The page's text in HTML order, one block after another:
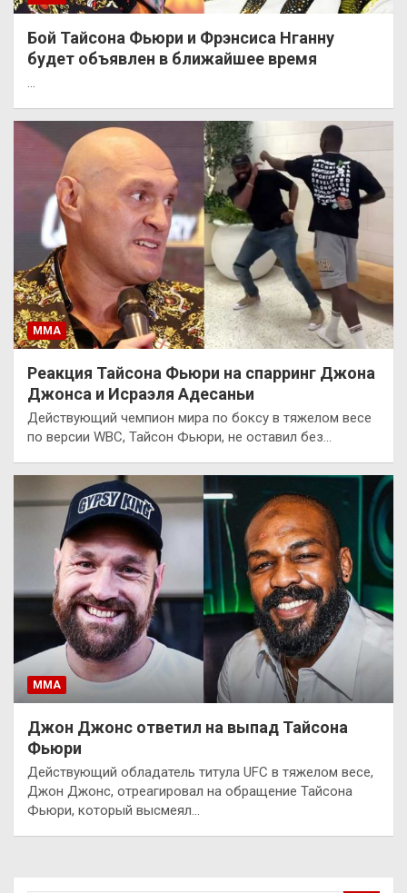
Бой Тайсона Фьюри и Фрэнсиса Нганну
будет объявлен в ближайшее время
…
ММА
Реакция Тайсона Фьюри на спарринг Джона
Джонса и Исраэля Адесаньи
Действующий чемпион мира по боксу в тяжелом весе
по версии WBC, Тайсон Фьюри, не оставил без…
ММА
Джон Джонс ответил на выпад Тайсона
Фьюри
Действующий обладатель титула UFC в тяжелом весе,
Джон Джонс, отреагировал на обращение Тайсона
Фьюри, который высмеял…